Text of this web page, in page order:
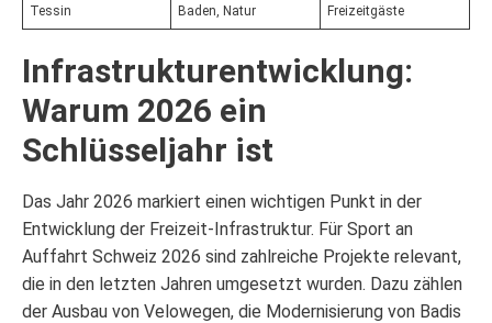
Tessin Baden, Natur Freizeitgäste
Infrastrukturentwicklung:
Warum 2026 ein
Schlüsseljahr ist
Das Jahr 2026 markiert einen wichtigen Punkt in der
Entwicklung der Freizeit-Infrastruktur. Für Sport an
Auffahrt Schweiz 2026 sind zahlreiche Projekte relevant,
die in den letzten Jahren umgesetzt wurden. Dazu zählen
der Ausbau von Velowegen, die Modernisierung von Badis